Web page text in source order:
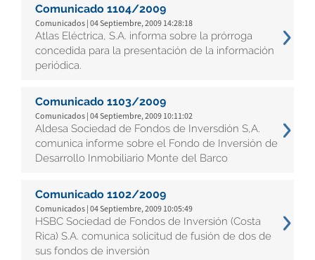
Comunicado 1104/2009
Comunicados | 04 Septiembre, 2009 14:28:18
Atlas Eléctrica, S.A. informa sobre la prórroga
concedida para la presentación de la información
periódica.
Comunicado 1103/2009
Comunicados | 04 Septiembre, 2009 10:11:02
Aldesa Sociedad de Fondos de Inversdión S,A.
comunica informe sobre el Fondo de Inversión de
Desarrollo Inmobiliario Monte del Barco
Comunicado 1102/2009
Comunicados | 04 Septiembre, 2009 10:05:49
HSBC Sociedad de Fondos de Inversión (Costa
Rica) S.A. comunica solicitud de fusión de dos de
sus fondos de inversión